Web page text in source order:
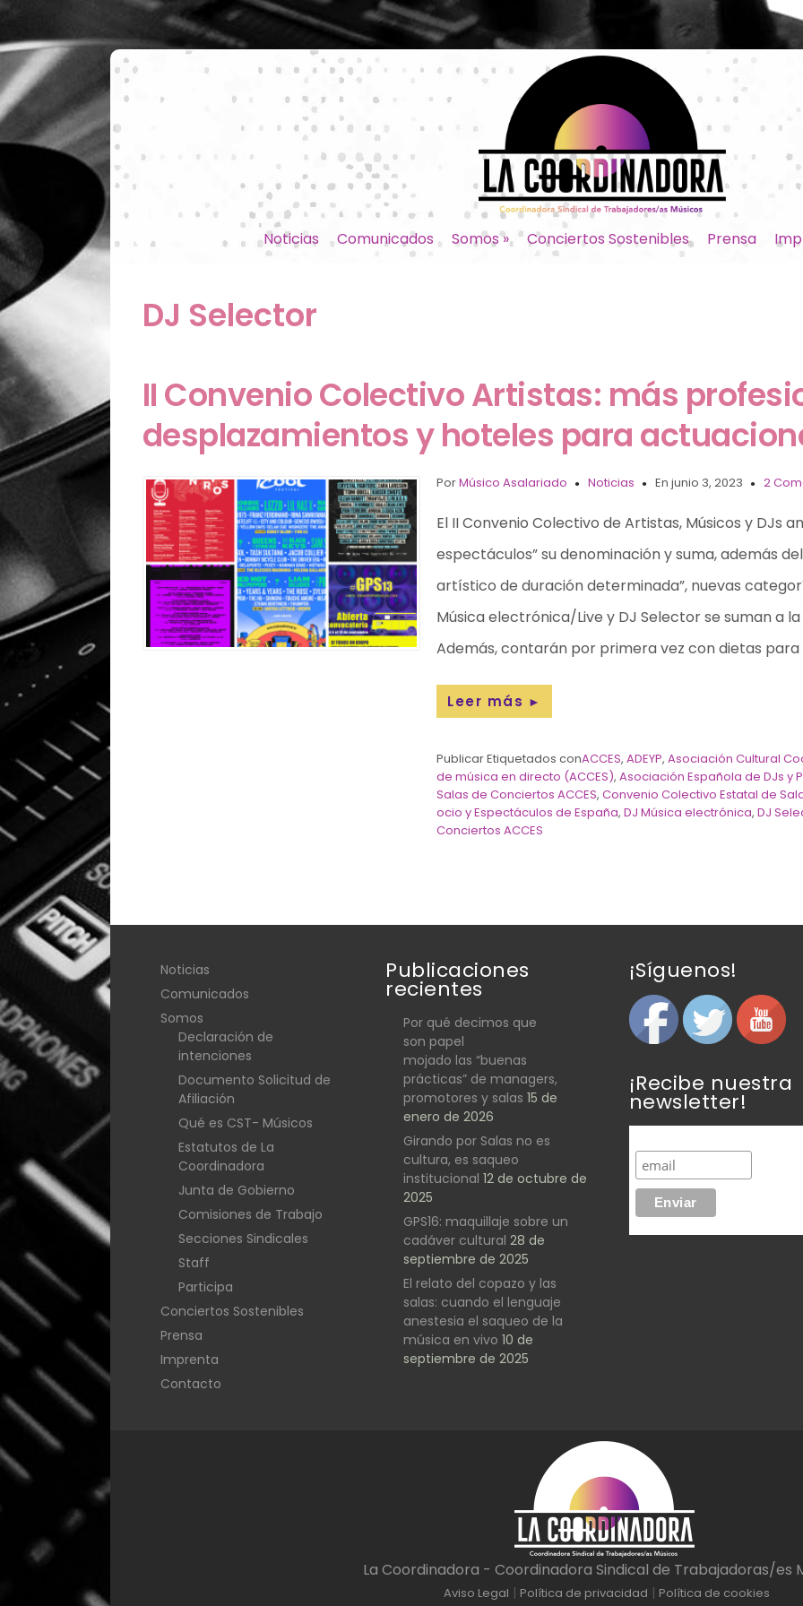
Noticias Comunicados Somos» Conciertos Sostenibles Prensa
DJ Selector
II Convenio Colectivo Artistas: más
desplazamientos y hoteles para
PorMúsico Asalariado Noticias En junio 3, 2023 2
El II Convenio Colectivo de Artistas, Músicos y DJs
espectáculos” su denominación y suma, además
artístico de duración determinada”, nuevas
Música electrónica/Live y DJ Selector se suman a
Además, contarán por primera vez con dietas para
Leer más ►
Publicar Etiquetados conACCES,ADEYP,Asociación Cultural
de música en directo (ACCES),Asociación Española de DJs y
Salas de Conciertos ACCES,Convenio Colectivo Estatal de
ocio y Espectáculos de España,DJ Música electrónica,DJ
Conciertos ACCES
Noticias
Comunicados
Somos
Declaración de
intenciones
Documento Solicitud de
Afiliación
Qué es CST- Músicos
Estatutos de La
Coordinadora
Junta de Gobierno
Comisiones de Trabajo
Secciones Sindicales
Staff
Participa
Conciertos Sostenibles
Prensa
Imprenta
Contacto
Publicaciones
recientes
Por qué decimos que
son papel
mojado las “buenas
prácticas” de managers,
promotores y salas 15 de
enero de 2026
Girando por Salas no es
cultura, es saqueo
institucional 12 de octubre de
2025
GPS16: maquillaje sobre un
cadáver cultural 28 de
septiembre de 2025
El relato del copazo y las
salas: cuando el lenguaje
anestesia el saqueo de la
música en vivo 10 de
septiembre de 2025
¡Síguenos!
¡Recibe nuestra
newsletter!
La Coordinadora - Coordinadora Sindical de Trabajadoras/es
Aviso Legal | Política de privacidad | Política de cookies